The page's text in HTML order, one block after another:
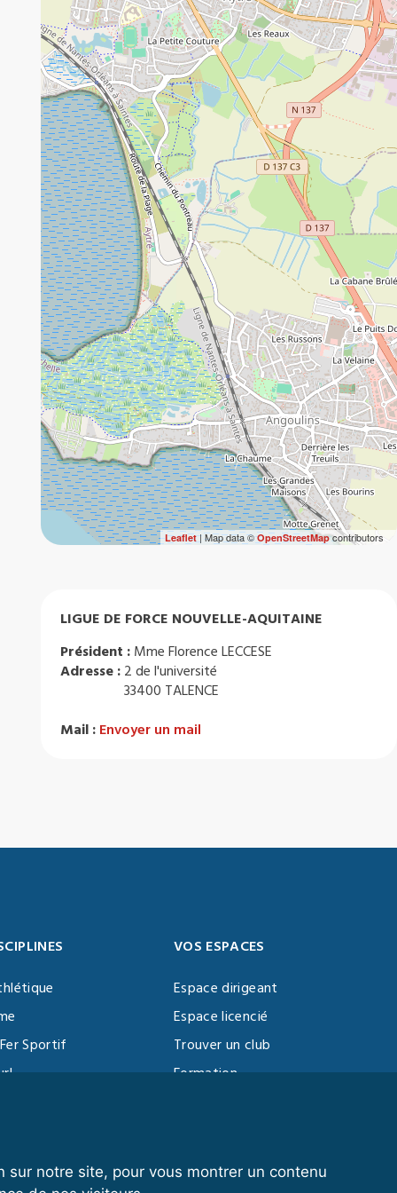
notre site, pour vous montrer un contenu
Leaflet| Map data ©OpenStreetMapcontributors
LIGUE DE FORCE NOUVELLE-AQUITAINE
Président : Mme Florence LECCESE
Adresse : 2 de l'université
33400 TALENCE
Mail : Envoyer un mail
Sportif
VOS ESPACES
Espace dirigeant
Espace licencié
Trouver un club
Formation